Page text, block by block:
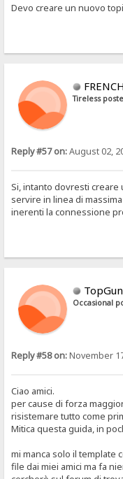
Devo creare un nuovo
Tireless
Reply #57 on:August 02,
Si, intanto dovresti
servire in linea di
inerenti la connessione
TopGun
Occasional
Reply #58 on:November
Ciao amici.
per cause di forza
risistemare tutto come
Mitica questa guida, in
mi manca solo il template
file dai miei amici ma fa